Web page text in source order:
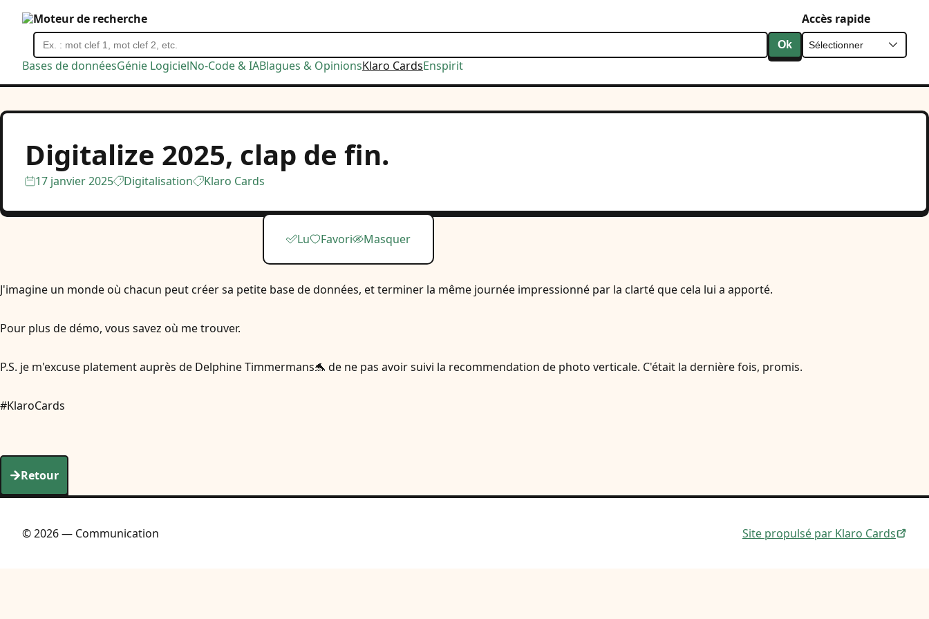
Bases de donnéesGénie LogicielNo-Code & IABlagues & OpinionsKlaro CardsEnspirit
Moteur de recherche
Ok
Accès rapide
Digitalize 2025, clap de fin.
17 janvier 2025 Digitalisation Klaro Cards
Lu Favori Masquer
J'imagine un monde où chacun peut créer sa petite base de données, et terminer la même journée impressionné par la clarté que cela lui a apporté.
Pour plus de démo, vous savez où me trouver.
P.S. je m'excuse platement auprès de Delphine Timmermans🐬 de ne pas avoir suivi la recommendation de photo verticale. C'était la dernière fois, promis.
#KlaroCards
Retour
© 2026 — Communication Site propulsé par Klaro Cards